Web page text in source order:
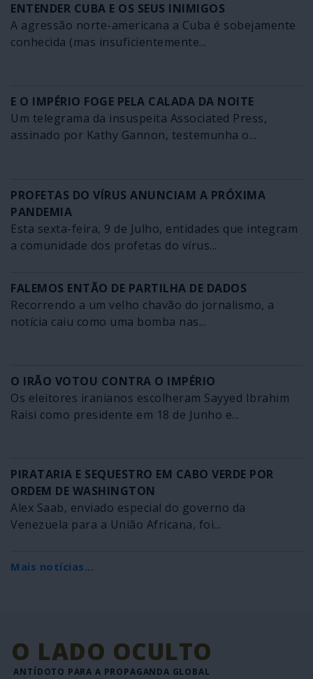
ENTENDER CUBA E OS SEUS INIMIGOS
A agressão norte-americana a Cuba é sobejamente
conhecida (mas insuficientemente...
E O IMPÉRIO FOGE PELA CALADA DA NOITE
Um telegrama da insuspeita Associated Press,
assinado por Kathy Gannon, testemunha o...
PROFETAS DO VÍRUS ANUNCIAM A PRÓXIMA
PANDEMIA
Esta sexta-feira, 9 de Julho, entidades que integram
a comunidade dos profetas do vírus...
FALEMOS ENTÃO DE PARTILHA DE DADOS
Recorrendo a um velho chavão do jornalismo, a
notícia caiu como uma bomba nas...
O IRÃO VOTOU CONTRA O IMPÉRIO
Os eleitores iranianos escolheram Sayyed Ibrahim
Raisi como presidente em 18 de Junho e...
PIRATARIA E SEQUESTRO EM CABO VERDE POR
ORDEM DE WASHINGTON
Alex Saab, enviado especial do governo da
Venezuela para a União Africana, foi...
Mais notícias...
O LADO OCULTO
ANTÍDOTO PARA A PROPAGANDA GLOBAL